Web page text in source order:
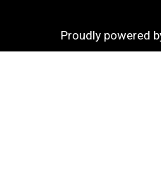
Proudly powered